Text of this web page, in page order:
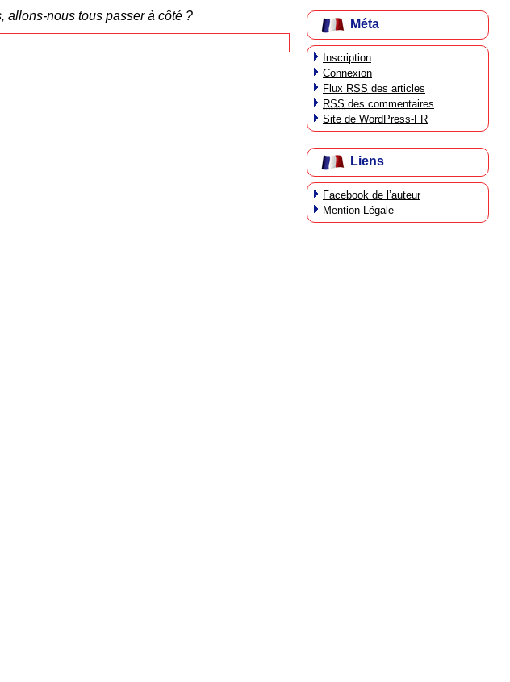
allons-nous tous passer à côté ?
Méta
Inscription
Connexion
Flux RSS des articles
RSS des commentaires
Site de WordPress-FR
Liens
Facebook de l’auteur
Mention Légale